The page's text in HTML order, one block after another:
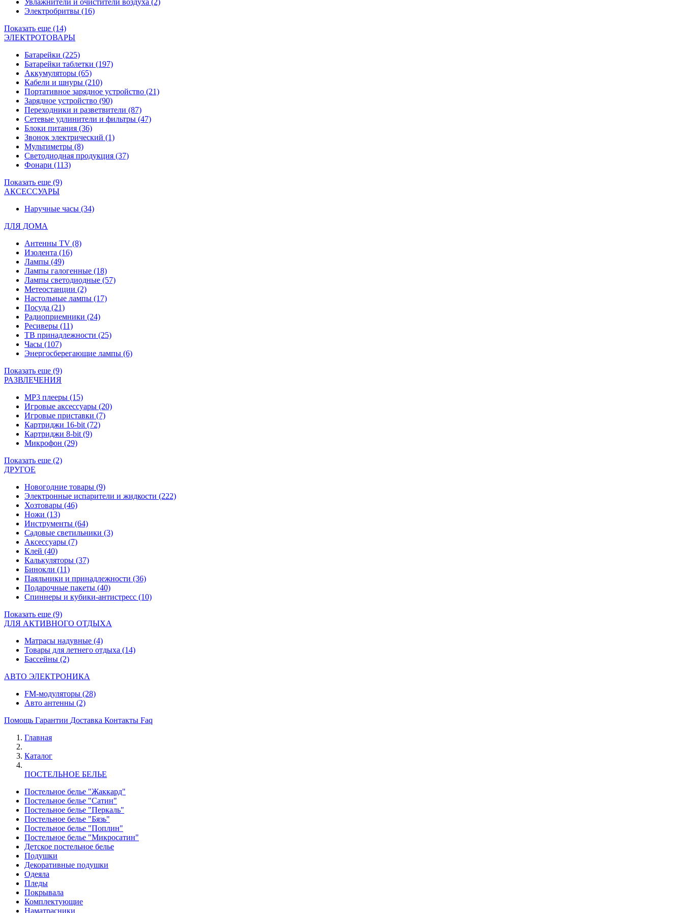
Увлажнители и очистители воздуха (2)
Электробритвы (16)
Показать еще (14)
ЭЛЕКТРОТОВАРЫ
Батарейки (225)
Батарейки таблетки (197)
Аккумуляторы (65)
Кабели и шнуры (210)
Портативное зарядное устройство (21)
Зарядное устройство (90)
Переходники и разветвители (87)
Сетевые удлинители и фильтры (47)
Блоки питания (36)
Звонок электрический (1)
Мультиметры (8)
Светодиодная продукция (37)
Фонари (113)
Показать еще (9)
АКСЕССУАРЫ
Наручные часы (34)
ДЛЯ ДОМА
Антенны TV (8)
Изолента (16)
Лампы (49)
Лампы галогенные (18)
Лампы светодиодные (57)
Метеостанции (2)
Настольные лампы (17)
Посуда (21)
Радиоприемники (24)
Ресиверы (11)
ТВ принадлежности (25)
Часы (107)
Энергосберегающие лампы (6)
Показать еще (9)
РАЗВЛЕЧЕНИЯ
MP3 плееры (15)
Игровые аксессуары (20)
Игровые приставки (7)
Картриджи 16-bit (72)
Картриджи 8-bit (9)
Микрофон (29)
Показать еще (2)
ДРУГОЕ
Новогодние товары (9)
Электронные испарители и жидкости (222)
Хозтовары (46)
Ножи (13)
Инструменты (64)
Садовые светильники (3)
Аксессуары (7)
Клей (40)
Калькуляторы (37)
Бинокли (11)
Паяльники и принадлежности (36)
Подарочные пакеты (40)
Спиннеры и кубики-антистресс (10)
Показать еще (9)
ДЛЯ АКТИВНОГО ОТДЫХА
Матрасы надувные (4)
Товары для летнего отдыха (14)
Бассейны (2)
АВТО ЭЛЕКТРОНИКА
FM-модуляторы (28)
Авто антенны (2)
Помощь Гарантии Доставка Контакты Faq
Главная
Каталог
ПОСТЕЛЬНОЕ БЕЛЬЕ
Постельное белье "Жаккард"
Постельное белье "Сатин"
Постельное белье "Перкаль"
Постельное белье "Бязь"
Постельное белье "Поплин"
Постельное белье "Микросатин"
Детское постельное белье
Подушки
Декоративные подушки
Одеяла
Пледы
Покрывала
Комплектующие
Наматрасники